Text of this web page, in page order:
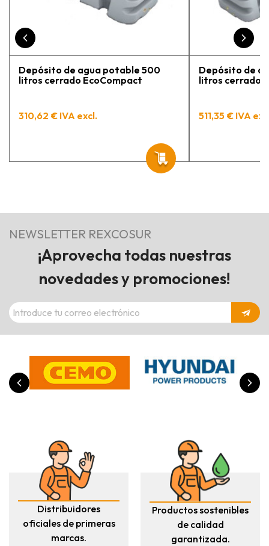
Depósito de agua potable 500
litros cerrado EcoCompact
310,62 € IVA excl.
Depósito de
litros cerrado
511,35 € IVA
NEWSLETTER REXCOSUR
¡Aprovecha todas nuestras
novedades y promociones!
Distribuidores
oficiales de primeras
marcas.
Productos sostenibles
de calidad
garantizada.